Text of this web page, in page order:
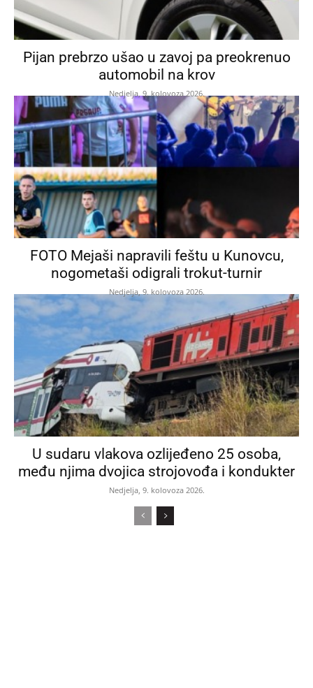
Pijan prebrzo ušao u zavoj pa preokrenuo
automobil na krov
Nedjelja, 9. kolovoza 2026.
FOTO Mejaši napravili feštu u Kunovcu,
nogometaši odigrali trokut-turnir
Nedjelja, 9. kolovoza 2026.
U sudaru vlakova ozlijeđeno 25 osoba,
među njima dvojica strojovođa i kondukter
Nedjelja, 9. kolovoza 2026.